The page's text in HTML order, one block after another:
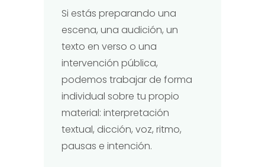
Si estás preparando una
escena, una audición, un
texto en verso o una
intervención pública,
podemos trabajar de forma
individual sobre tu propio
material: interpretación
textual, dicción, voz, ritmo,
pausas e intención.